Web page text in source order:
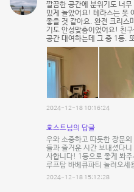
깔끔한 공간에 분위기도 너
밌게 놀았어요! 테라스는 못
좋을 것 같아요. 완전 크리스
기도 안성맞춤이었어요! 친
공간 대여하는데 그 중 1등.
2024-12-18 10:16:24
호스트님의 답글
우와 소중하고 따듯한 장문
들과 즐거운 시간 보내셨다
사합니다! 1등으로 좋게 봐
루프탑 바베큐파티 놀러오세
2024-12-18 15:12:28